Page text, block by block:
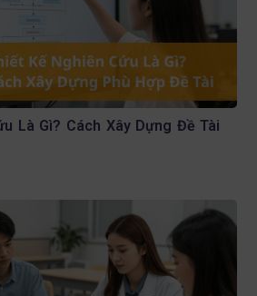
Là Gì? Cách Xây Dựng Đề Tài